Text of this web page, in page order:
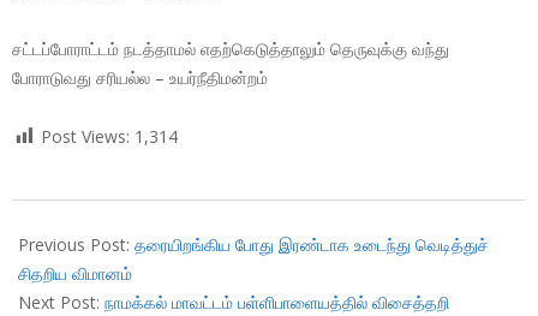
சட்டப்போராட்டம் நடத்தாமல் எதற்கெடுத்தாலும் தெருவுக்கு வந்து
போராடுவது சரியல்ல – உயர்நீதிமன்றம்
Post Views: 1,314
01-
28
Previous Post: தரையிறங்கிய போது இரண்டாக உடைந்து வெடித்துச்
சிதறிய விமானம்
Next Post: நாமக்கல் மாவட்டம் பள்ளிபாளையத்தில் விசைத்தறி